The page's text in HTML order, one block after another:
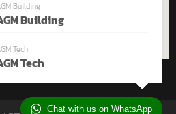
Building
Building
Tech
Tech
Chat with us on WhatsApp